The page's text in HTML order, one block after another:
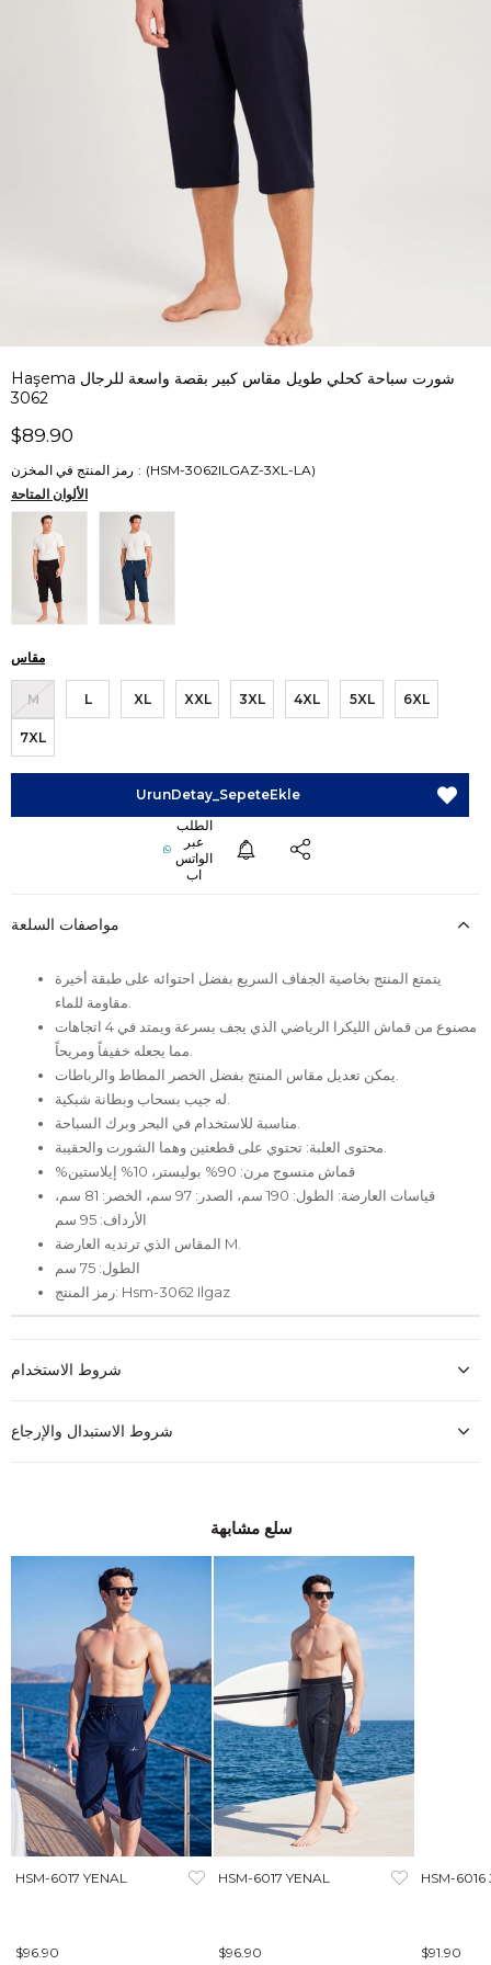
Haşema شورت سباحة كحلي طويل مقاس كبير بقصة واسعة للرجال
3062
$89.90
رمز المنتج في المخزن
(HSM-3062ILGAZ-3XL-LA)
الألوان المتاحة
مقاس
M L XL XXL 3XL 4XL 5XL 6XL
7XL
مواصفات السلعة
يتمتع المنتج بخاصية الجفاف السريع بفضل احتوائه على طبقة أخيرة
مصنوع من قماش الليكرا الرياضي الذي يجف بسرعة ويمتد في 4 اتجاهات
%قماش منسوج مرن: 90% بوليستر، 10% إيلاستين
قياسات العارضة: الطول: 190 سم، الصدر: 97 سم، الخصر: 81 سم،
الأرداف: 95 سم
المقاس الذي ترتديه العارضة M.
الطول: 75 سم
رمز المنتج: Hsm-3062 Ilgaz
شروط الاستخدام
شروط الاستبدال والإرجاع
سلع مشابهة
HSM-6017 YENAL
$96.90
HSM-6017 YENAL
$96.90
HSM-6016
$91.90